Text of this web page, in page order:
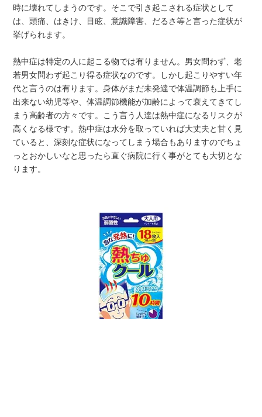
時に壊れてしまうのです。そこで引き起こされる症状として
は、頭痛、はきけ、目眩、意識障害、だるさ等と言った症状が
挙げられます。
熱中症は特定の人に起こる物では有りません。男女問わず、老
若男女問わず起こり得る症状なのです。しかし起こりやすい年
代と言うのは有ります。身体がまだ未発達で体温調節も上手に
出来ない幼児等や、体温調節機能が加齢によって衰えてきてし
まう高齢者の方々です。こう言う人達は熱中症になるリスクが
高くなる様です。熱中症は水分を取っていれば大丈夫と甘く見
ていると、深刻な症状になってしまう場合もありますのでちょ
っとおかしいなと思ったら直ぐ病院に行く事がとても大切とな
ります。